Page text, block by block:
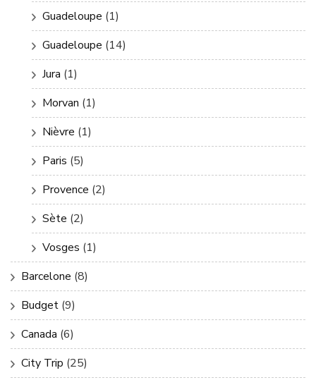
Guadeloupe (1)
Guadeloupe (14)
Jura (1)
Morvan (1)
Nièvre (1)
Paris (5)
Provence (2)
Sète (2)
Vosges (1)
Barcelone (8)
Budget (9)
Canada (6)
City Trip (25)